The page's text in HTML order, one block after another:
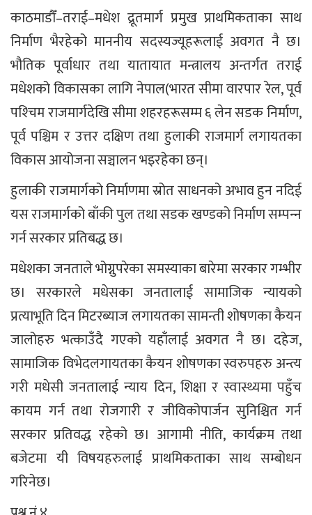
काठमाडौँ–तराई–मधेश द्रूतमार्ग प्रमुख प्राथमिकताका साथ
निर्माण भैरहेको माननीय सदस्यज्यूहरूलाई अवगत नै छ।
भौतिक पूर्वाधार तथा यातायात मन्त्रालय अन्तर्गत तराई
मधेशको विकासका लागि नेपाल(भारत सीमा वारपार रेल, पूर्व
पश्‍चिम राजमार्गदेखि सीमा शहरहरूसम्म ६ लेन सडक निर्माण,
पूर्व पश्चिम र उत्तर दक्षिण तथा हुलाकी राजमार्ग लगायतका
विकास आयोजना सञ्चालन भइरहेका छन्।
हुलाकी राजमार्गको निर्माणमा स्रोत साधनको अभाव हुन नदिई
यस राजमार्गको बाँकी पुल तथा सडक खण्डको निर्माण सम्पन्‍न
गर्न सरकार प्रतिबद्ध छ।
मधेशका जनताले भोग्नुपरेका समस्याका बारेमा सरकार गम्भीर
छ। सरकारले मधेसका जनतालाई सामाजिक न्यायको
प्रत्याभूति दिन मिटरब्याज लगायतका सामन्ती शोषणका कैयन
जालोहरु भत्काउँदै गएको यहाँलाई अवगत नै छ। दहेज,
सामाजिक विभेदलगायतका कैयन शोषणका स्वरुपहरु अन्त्य
गरी मधेसी जनतालाई न्याय दिन, शिक्षा र स्वास्थ्यमा पहुँच
कायम गर्न तथा रोजगारी र जीविकोपार्जन सुनिश्चित गर्न
सरकार प्रतिवद्ध रहेको छ। आगामी नीति, कार्यक्रम तथा
बजेटमा यी विषयहरुलाई प्राथमिकताका साथ सम्बोधन
गरिनेछ।